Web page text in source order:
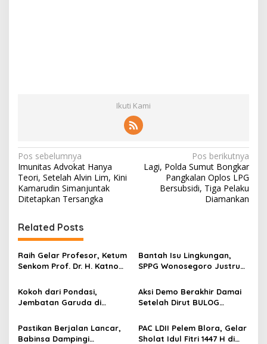
Ikuti Kami
N
a
v
i
g
a
s
i
p
o
s
Pos sebelumnya
Imunitas Advokat Hanya
Teori, Setelah Alvin Lim, Kini
Kamarudin Simanjuntak
Ditetapkan Tersangka
Pos berikutnya
Lagi, Polda Sumut Bongkar
Pangkalan Oplos LPG
Bersubsidi, Tiga Pelaku
Diamankan
Related Posts
Raih Gelar Profesor, Ketum
Senkom Prof. Dr. H. Katno
Ilmiah tentang Paradigma
Baru Pariwisata dan
Bantah Isu Lingkungan,
SPPG Wonosegoro Justru
Boyolali
Kokoh dari Pondasi,
Jembatan Garuda di
Ayam Disiapkan Tahan
Beban Maksimal
Aksi Demo Berakhir Damai
Setelah Dirut BULOG
Menyerap Tebu Petani
Blora melalui PT GMM
Pastikan Berjalan Lancar,
Babinsa Dampingi
PAC LDII Pelem Blora, Gelar
Sholat Idul Fitri 1447 H di